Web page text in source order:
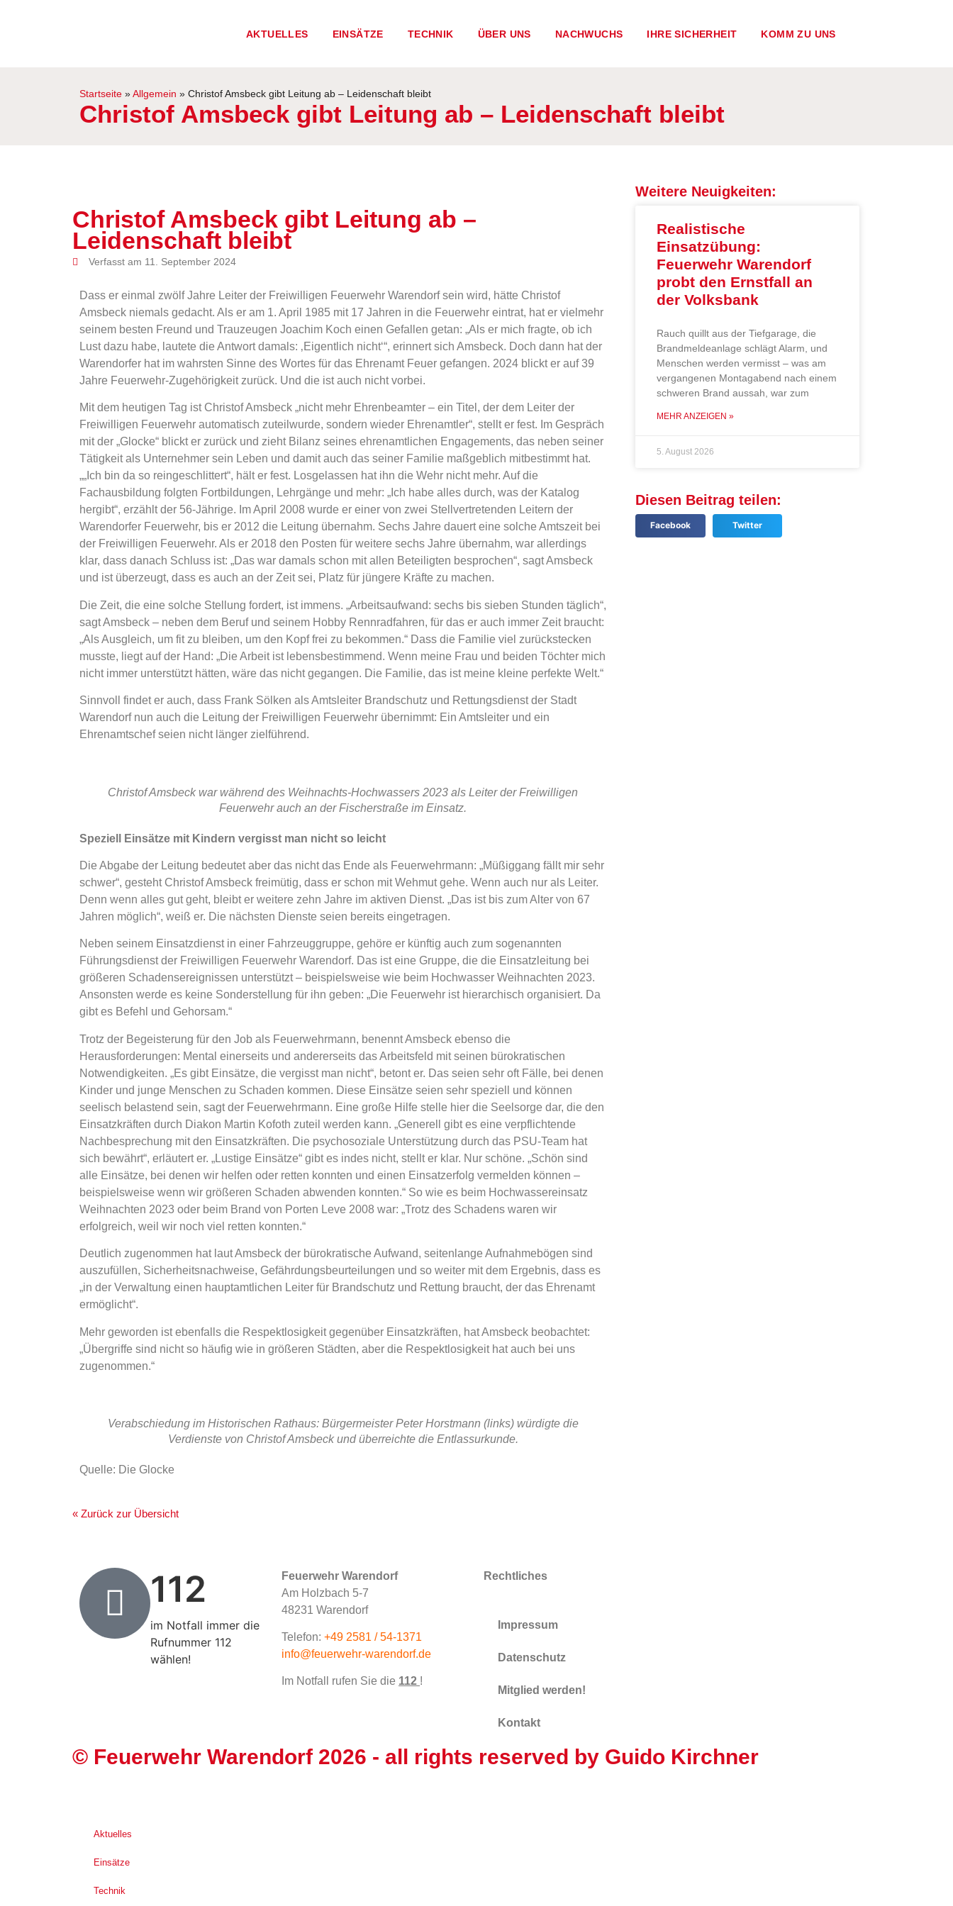
AKTUELLES EINSÄTZE TECHNIK ÜBER UNS NACHWUCHS IHRE SICHERHEIT KOMM ZU UNS
Startseite » Allgemein » Christof Amsbeck gibt Leitung ab – Leidenschaft bleibt
Christof Amsbeck gibt Leitung ab – Leidenschaft bleibt
Christof Amsbeck gibt Leitung ab –
Leidenschaft bleibt
Verfasst am 11. September 2024
Dass er einmal zwölf Jahre Leiter der Freiwilligen Feuerwehr Warendorf sein wird, hätte Christof
Amsbeck niemals gedacht. Als er am 1. April 1985 mit 17 Jahren in die Feuerwehr eintrat, hat er vielmehr
seinem besten Freund und Trauzeugen Joachim Koch einen Gefallen getan: „Als er mich fragte, ob ich
Lust dazu habe, lautete die Antwort damals: ‚Eigentlich nicht‘“, erinnert sich Amsbeck. Doch dann hat der
Warendorfer hat im wahrsten Sinne des Wortes für das Ehrenamt Feuer gefangen. 2024 blickt er auf 39
Jahre Feuerwehr-Zugehörigkeit zurück. Und die ist auch nicht vorbei.
Mit dem heutigen Tag ist Christof Amsbeck „nicht mehr Ehrenbeamter – ein Titel, der dem Leiter der
Freiwilligen Feuerwehr automatisch zuteilwurde, sondern wieder Ehrenamtler“, stellt er fest. Im Gespräch
mit der „Glocke“ blickt er zurück und zieht Bilanz seines ehrenamtlichen Engagements, das neben seiner
Tätigkeit als Unternehmer sein Leben und damit auch das seiner Familie maßgeblich mitbestimmt hat.
„„Ich bin da so reingeschlittert“, hält er fest. Losgelassen hat ihn die Wehr nicht mehr. Auf die
Fachausbildung folgten Fortbildungen, Lehrgänge und mehr: „Ich habe alles durch, was der Katalog
hergibt“, erzählt der 56-Jährige. Im April 2008 wurde er einer von zwei Stellvertretenden Leitern der
Warendorfer Feuerwehr, bis er 2012 die Leitung übernahm. Sechs Jahre dauert eine solche Amtszeit bei
der Freiwilligen Feuerwehr. Als er 2018 den Posten für weitere sechs Jahre übernahm, war allerdings
klar, dass danach Schluss ist: „Das war damals schon mit allen Beteiligten besprochen“, sagt Amsbeck
und ist überzeugt, dass es auch an der Zeit sei, Platz für jüngere Kräfte zu machen.
Die Zeit, die eine solche Stellung fordert, ist immens. „Arbeitsaufwand: sechs bis sieben Stunden täglich“,
sagt Amsbeck – neben dem Beruf und seinem Hobby Rennradfahren, für das er auch immer Zeit braucht:
„Als Ausgleich, um fit zu bleiben, um den Kopf frei zu bekommen.“ Dass die Familie viel zurückstecken
musste, liegt auf der Hand: „Die Arbeit ist lebensbestimmend. Wenn meine Frau und beiden Töchter mich
nicht immer unterstützt hätten, wäre das nicht gegangen. Die Familie, das ist meine kleine perfekte Welt.“
Sinnvoll findet er auch, dass Frank Sölken als Amtsleiter Brandschutz und Rettungsdienst der Stadt
Warendorf nun auch die Leitung der Freiwilligen Feuerwehr übernimmt: Ein Amtsleiter und ein
Ehrenamtschef seien nicht länger zielführend.
Christof Amsbeck war während des Weihnachts-Hochwassers 2023 als Leiter der Freiwilligen
Feuerwehr auch an der Fischerstraße im Einsatz.
Speziell Einsätze mit Kindern vergisst man nicht so leicht
Die Abgabe der Leitung bedeutet aber das nicht das Ende als Feuerwehrmann: „Müßiggang fällt mir sehr
schwer“, gesteht Christof Amsbeck freimütig, dass er schon mit Wehmut gehe. Wenn auch nur als Leiter.
Denn wenn alles gut geht, bleibt er weitere zehn Jahre im aktiven Dienst. „Das ist bis zum Alter von 67
Jahren möglich“, weiß er. Die nächsten Dienste seien bereits eingetragen.
Neben seinem Einsatzdienst in einer Fahrzeuggruppe, gehöre er künftig auch zum sogenannten
Führungsdienst der Freiwilligen Feuerwehr Warendorf. Das ist eine Gruppe, die die Einsatzleitung bei
größeren Schadensereignissen unterstützt – beispielsweise wie beim Hochwasser Weihnachten 2023.
Ansonsten werde es keine Sonderstellung für ihn geben: „Die Feuerwehr ist hierarchisch organisiert. Da
gibt es Befehl und Gehorsam.“
Trotz der Begeisterung für den Job als Feuerwehrmann, benennt Amsbeck ebenso die
Herausforderungen: Mental einerseits und andererseits das Arbeitsfeld mit seinen bürokratischen
Notwendigkeiten. „Es gibt Einsätze, die vergisst man nicht“, betont er. Das seien sehr oft Fälle, bei denen
Kinder und junge Menschen zu Schaden kommen. Diese Einsätze seien sehr speziell und können
seelisch belastend sein, sagt der Feuerwehrmann. Eine große Hilfe stelle hier die Seelsorge dar, die den
Einsatzkräften durch Diakon Martin Kofoth zuteil werden kann. „Generell gibt es eine verpflichtende
Nachbesprechung mit den Einsatzkräften. Die psychosoziale Unterstützung durch das PSU-Team hat
sich bewährt“, erläutert er. „Lustige Einsätze“ gibt es indes nicht, stellt er klar. Nur schöne. „Schön sind
alle Einsätze, bei denen wir helfen oder retten konnten und einen Einsatzerfolg vermelden können –
beispielsweise wenn wir größeren Schaden abwenden konnten.“ So wie es beim Hochwassereinsatz
Weihnachten 2023 oder beim Brand von Porten Leve 2008 war: „Trotz des Schadens waren wir
erfolgreich, weil wir noch viel retten konnten.“
Deutlich zugenommen hat laut Amsbeck der bürokratische Aufwand, seitenlange Aufnahmebögen sind
auszufüllen, Sicherheitsnachweise, Gefährdungsbeurteilungen und so weiter mit dem Ergebnis, dass es
„in der Verwaltung einen hauptamtlichen Leiter für Brandschutz und Rettung braucht, der das Ehrenamt
ermöglicht“.
Mehr geworden ist ebenfalls die Respektlosigkeit gegenüber Einsatzkräften, hat Amsbeck beobachtet:
„Übergriffe sind nicht so häufig wie in größeren Städten, aber die Respektlosigkeit hat auch bei uns
zugenommen.“
Verabschiedung im Historischen Rathaus: Bürgermeister Peter Horstmann (links) würdigte die
Verdienste von Christof Amsbeck und überreichte die Entlassurkunde.
Quelle: Die Glocke
« Zurück zur Übersicht
Weitere Neuigkeiten:
Realistische
Einsatzübung:
Feuerwehr Warendorf
probt den Ernstfall an
der Volksbank
Rauch quillt aus der Tiefgarage, die
Brandmeldeanlage schlägt Alarm, und
Menschen werden vermisst – was am
vergangenen Montagabend nach einem
schweren Brand aussah, war zum
MEHR ANZEIGEN »
5. August 2026
Diesen Beitrag teilen:
Facebook Twitter
112
im Notfall immer die
Rufnummer 112
wählen!
Feuerwehr Warendorf
Am Holzbach 5-7
48231 Warendorf
Telefon: +49 2581 / 54-1371
info@feuerwehr-warendorf.de
Im Notfall rufen Sie die 112 !
Rechtliches
Impressum
Datenschutz
Mitglied werden!
Kontakt
© Feuerwehr Warendorf 2026 - all rights reserved by Guido Kirchner
Aktuelles
Einsätze
Technik